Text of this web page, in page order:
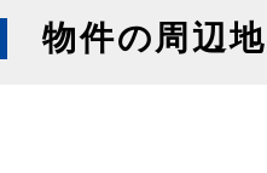
物件の周辺